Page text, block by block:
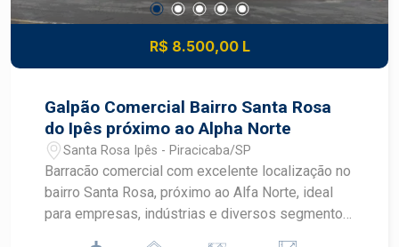
R$ 8.500,00 L
Galpão Comercial Bairro Santa Rosa
do Ipês próximo ao Alpha Norte
Santa Rosa Ipês - Piracicaba/SP
Barracão comercial com excelente localização no
bairro Santa Rosa, próximo ao Alfa Norte, ideal
para empresas, indústrias e diversos segmentos.